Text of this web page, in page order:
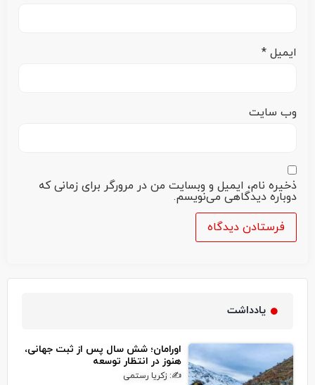
ایمیل *
وب‌ سایت
ذخیره نام، ایمیل و وبسایت من در مرورگر برای زمانی که
دوباره دیدگاهی می‌نویسم.
یادداشت
اورامان؛ شش سال پس از ثبت جهانی،
هنوز در انتظار توسعه
✍: زکریا رستمی